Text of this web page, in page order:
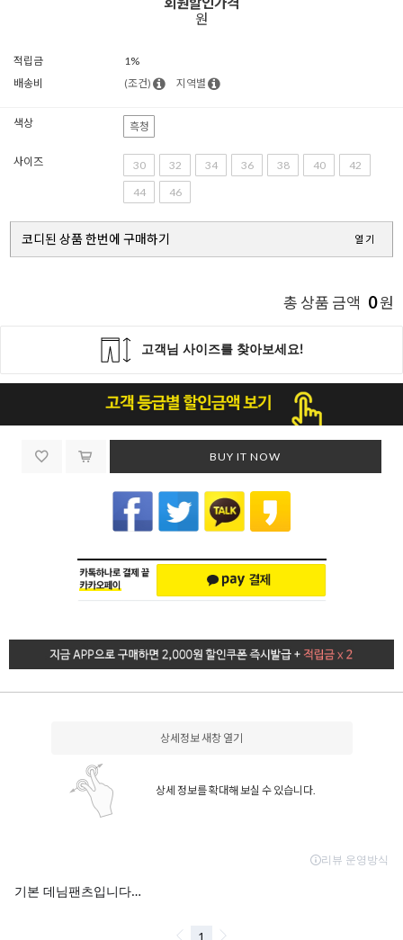
원
적립금
1%
배송비
(조건) 지역별
색상 흑청
사이즈 30 32 34 36 38 40
42
44
46
코디된 상품 한번에 구매하기 열기
총 상품 금액 0원
BUY IT NOW
상세정보 새창 열기
상세 정보를 확대해 보실 수 있습니다.